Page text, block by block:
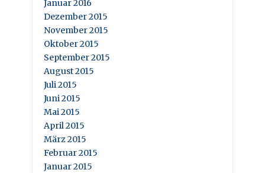
Januar 2016
Dezember 2015
November 2015
Oktober 2015
September 2015
August 2015
Juli 2015
Juni 2015
Mai 2015
April 2015
März 2015
Februar 2015
Januar 2015